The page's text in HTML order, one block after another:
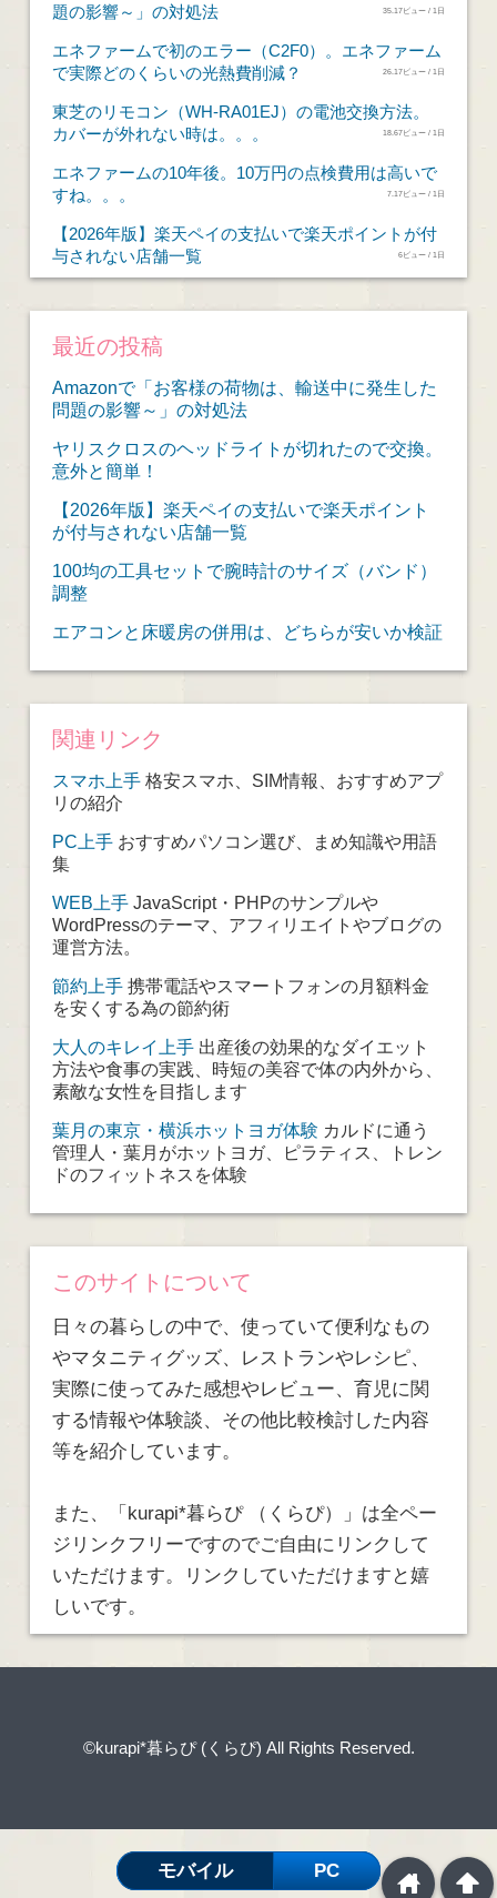
題の影響～」の対処法
35.17ビュー / 1日
エネファームで初のエラー（C2F0）。エネファーム
で実際どのくらいの光熱費削減？
26.17ビュー / 1日
東芝のリモコン（WH-RA01EJ）の電池交換方法。
カバーが外れない時は。。。
18.67ビュー / 1日
エネファームの10年後。10万円の点検費用は高いで
すね。。。
7.17ビュー / 1日
【2026年版】楽天ペイの支払いで楽天ポイントが付
与されない店舗一覧
6ビュー / 1日
最近の投稿
Amazonで「お客様の荷物は、輸送中に発生した
問題の影響～」の対処法
ヤリスクロスのヘッドライトが切れたので交換。
意外と簡単！
【2026年版】楽天ペイの支払いで楽天ポイント
が付与されない店舗一覧
100均の工具セットで腕時計のサイズ（バンド）
調整
エアコンと床暖房の併用は、どちらが安いか検証
関連リンク
スマホ上手格安スマホ、SIM情報、おすすめアプ
リの紹介
PC上手おすすめパソコン選び、まめ知識や用語
集
WEB上手JavaScript・PHPのサンプルや
WordPressのテーマ、アフィリエイトやブログの
運営方法。
節約上手携帯電話やスマートフォンの月額料金
を安くする為の節約術
大人のキレイ上手出産後の効果的なダイエット
方法や食事の実践、時短の美容で体の内外から、
素敵な女性を目指します
葉月の東京・横浜ホットヨガ体験 カルドに通う
管理人・葉月がホットヨガ、ピラティス、トレン
ドのフィットネスを体験
このサイトについて
日々の暮らしの中で、使っていて便利なもの
やマタニティグッズ、レストランやレシピ、
実際に使ってみた感想やレビュー、育児に関
する情報や体験談、その他比較検討した内容
等を紹介しています。
また、「kurapi*暮らぴ （くらぴ）」は全ペー
ジリンクフリーですのでご自由にリンクして
いただけます。リンクしていただけますと嬉
しいです。
©kurapi*暮らぴ (くらぴ) All Rights Reserved.
arrowup
home
モバイル PC